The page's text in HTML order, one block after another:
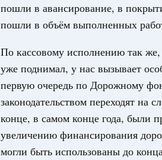
пошли в авансирование, в
пошли в объём выполненных
По кассовому исполнению так
уже поднимал, у нас вызывает
первую очередь по Дорожному
законодательством переходят
конце, в самом конце года, были
увеличению финансирования
могли быть использованы до